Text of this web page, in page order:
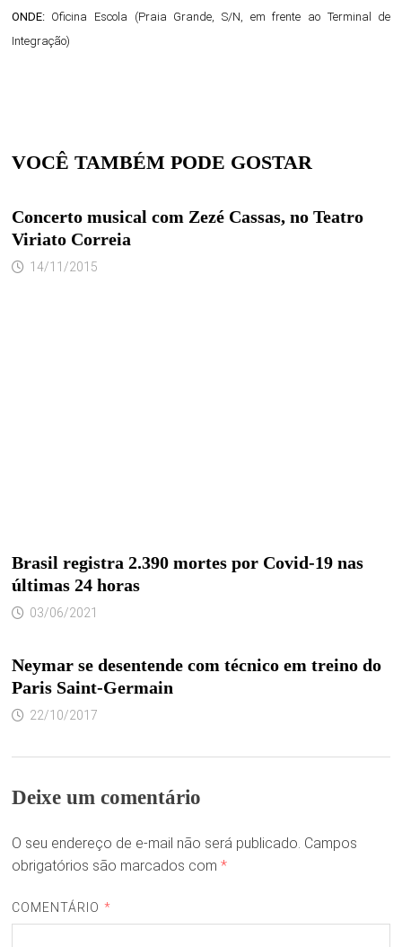
ONDE: Oficina Escola (Praia Grande, S/N, em frente ao Terminal de
Integração)
VOCÊ TAMBÉM PODE GOSTAR
Concerto musical com Zezé Cassas, no Teatro
Viriato Correia
14/11/2015
Brasil registra 2.390 mortes por Covid-19 nas
últimas 24 horas
03/06/2021
Neymar se desentende com técnico em treino do
Paris Saint-Germain
22/10/2017
Deixe um comentário
O seu endereço de e-mail não será publicado. Campos
obrigatórios são marcados com *
COMENTÁRIO *